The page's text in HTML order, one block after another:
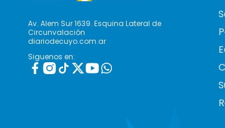
Av. Alem Sur 1639. Esquina Lateral de
Circunvalación
diariodecuyo.com.ar
Siguenos en: